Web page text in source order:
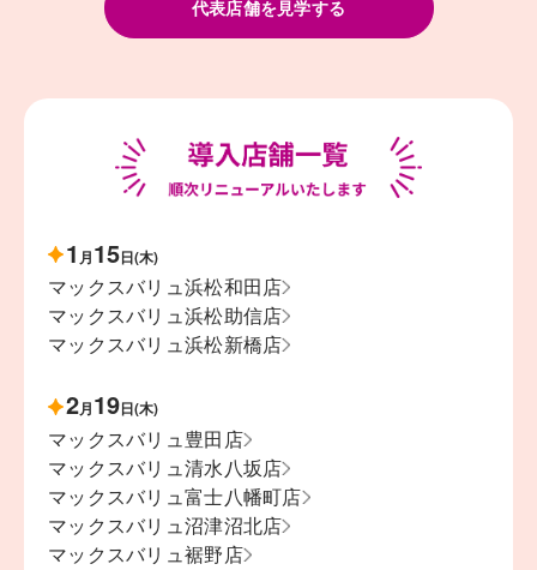
代表店舗を見学する
1 月15日(木)
マックスバリュ浜松和田店
マックスバリュ浜松助信店
マックスバリュ浜松新橋店
2月19日(木)
マックスバリュ豊田店
マックスバリュ清水八坂店
マックスバリュ富士八幡町店
マックスバリュ沼津沼北店
マックスバリュ裾野店